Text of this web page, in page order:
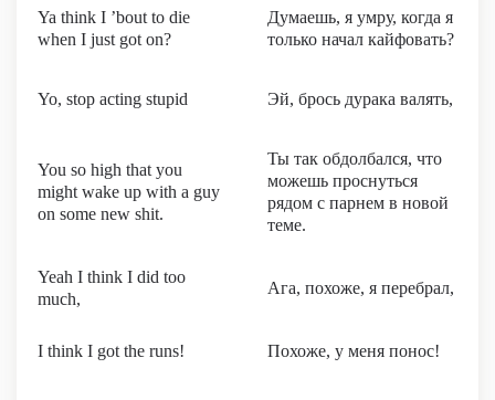
Ya think I ’bout to die
when I just got on?
Думаешь, я умру, когда я
только начал кайфовать?
Yo, stop acting stupid Эй, брось дурака валять,
You so high that you
might wake up with a guy
on some new shit.
Ты так обдолбался, что
можешь проснуться
рядом с парнем в новой
теме.
Yeah I think I did too
much,
Ага, похоже, я перебрал,
I think I got the runs! Похоже, у меня понос!